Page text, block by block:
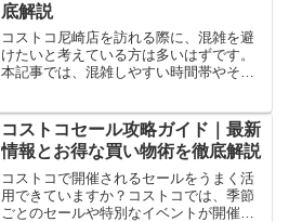
底解説
コストコ尼崎店を訪れる際に、混雑を避
けたいと考えている方は多いはずです。
本記事では、混雑しやすい時間帯やその
れを読めば、効率よくコストコ尼崎店を
楽しむためのポイントがわ...
コストコセール攻略ガイド｜最新
情報とお得な買い物術を徹底解説
コストコで開催されるセールをうまく活
用できていますか？コストコでは、季節
ごとのセールや特別なイベントが開催さ